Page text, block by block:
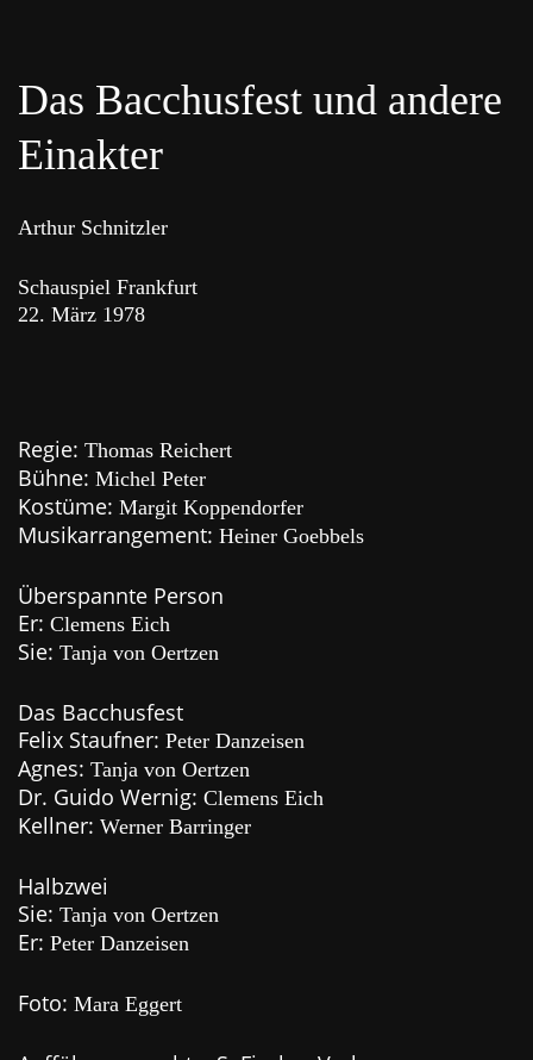
Das Bacchusfest und andere
Einakter
Arthur Schnitzler
Schauspiel Frankfurt
22. März 1978
Regie: Thomas Reichert
Bühne: Michel Peter
Kostüme: Margit Koppendorfer
Musikarrangement: Heiner Goebbels
Überspannte Person
Er: Clemens Eich
Sie: Tanja von Oertzen
Das Bacchusfest
Felix Staufner: Peter Danzeisen
Agnes: Tanja von Oertzen
Dr. Guido Wernig: Clemens Eich
Kellner: Werner Barringer
Halbzwei
Sie: Tanja von Oertzen
Er: Peter Danzeisen
Foto: Mara Eggert